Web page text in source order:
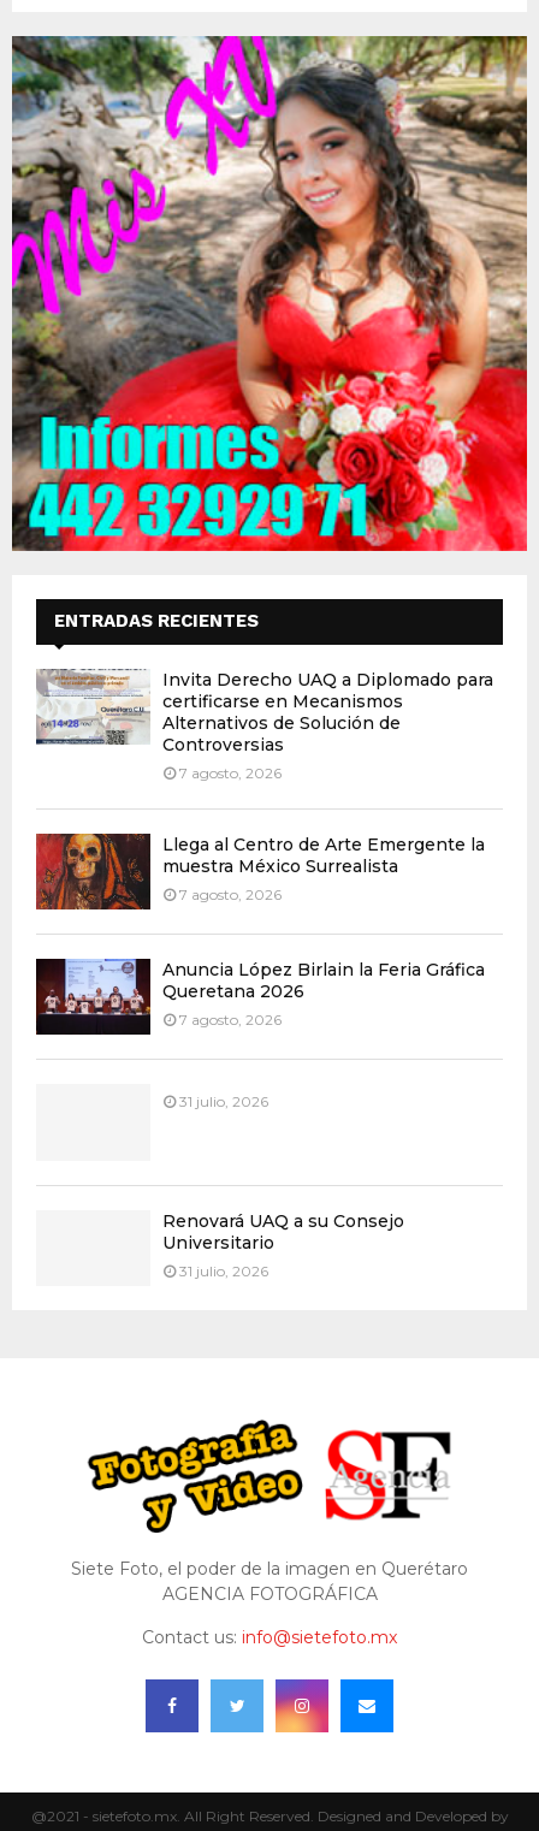
ENTRADAS RECIENTES
Invita Derecho UAQ a Diplomado para
certificarse en Mecanismos
Alternativos de Solución de
Controversias
7 agosto, 2026
Llega al Centro de Arte Emergente la
muestra México Surrealista
7 agosto, 2026
Anuncia López Birlain la Feria Gráfica
Queretana 2026
7 agosto, 2026
31 julio, 2026
Renovará UAQ a su Consejo
Universitario
31 julio, 2026
Siete Foto, el poder de la imagen en Querétaro
AGENCIA FOTOGRÁFICA
Contact us: info@sietefoto.mx
@2021 - sietefoto.mx. All Right Reserved. Designed and Developed by